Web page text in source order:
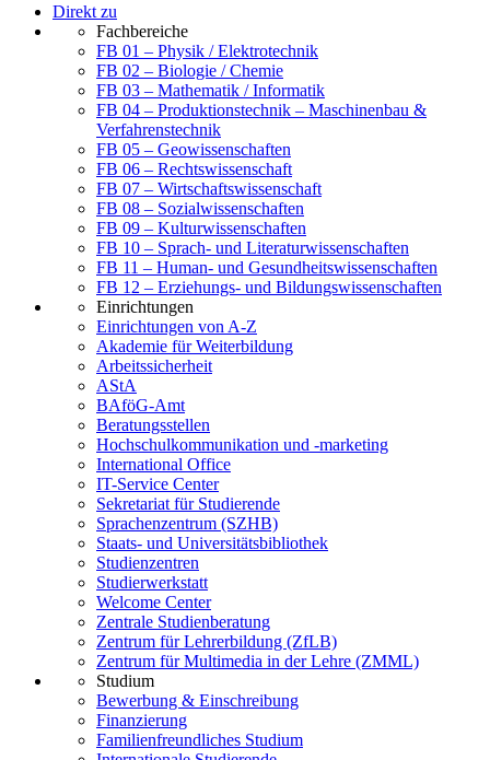
Direkt zu
Fachbereiche
FB 01 – Physik / Elektrotechnik
FB 02 – Biologie / Chemie
FB 03 – Mathematik / Informatik
FB 04 – Produktionstechnik – Maschinenbau &
Verfahrenstechnik
FB 05 – Geowissenschaften
FB 06 – Rechtswissenschaft
FB 07 – Wirtschaftswissenschaft
FB 08 – Sozialwissenschaften
FB 09 – Kulturwissenschaften
FB 10 – Sprach- und Literaturwissenschaften
FB 11 – Human- und Gesundheitswissenschaften
FB 12 – Erziehungs- und Bildungswissenschaften
Einrichtungen
Einrichtungen von A-Z
Akademie für Weiterbildung
Arbeitssicherheit
AStA
BAföG-Amt
Beratungsstellen
Hochschulkommunikation und -marketing
International Office
IT-Service Center
Sekretariat für Studierende
Sprachenzentrum (SZHB)
Staats- und Universitätsbibliothek
Studienzentren
Studierwerkstatt
Welcome Center
Zentrale Studienberatung
Zentrum für Lehrerbildung (ZfLB)
Zentrum für Multimedia in der Lehre (ZMML)
Studium
Bewerbung & Einschreibung
Finanzierung
Familienfreundliches Studium